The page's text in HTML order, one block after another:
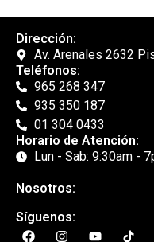
Dirección:
Av. Arenales 2632
Teléfonos:
965 268 347
935 350 187
01 304 0433
Horario de Atención:
Lun - Sab: 9:30am -
Nosotros:
Síguenos: